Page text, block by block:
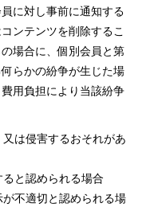
に対し事前に通知する
ンテンツを削除するこ
場合に、個別会員と第
らかの紛争が⽣じた場
⽤負担により当該紛争
は侵害するおそれがあ
と認められる場合
不適切と認められる場